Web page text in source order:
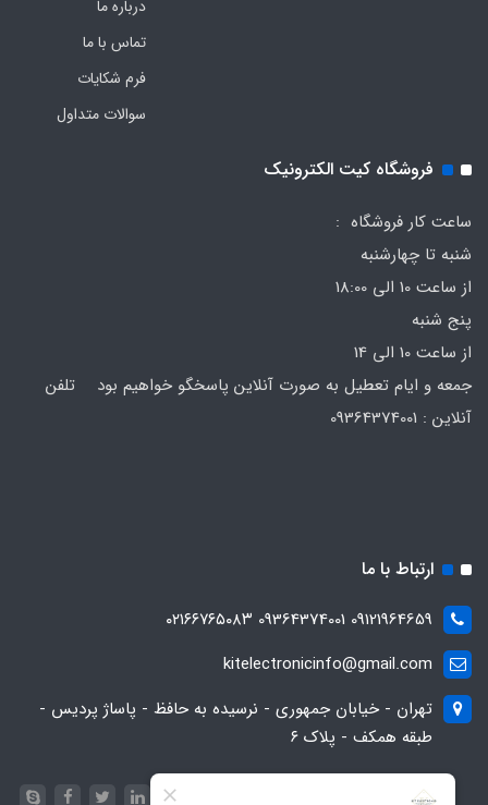
درباره ما
تماس با ما
فرم‌ شکایات
سوالات متداول
فروشگاه کیت الکترونیک
ساعت کار فروشگاه :
شنبه تا چهارشنبه
از ساعت 10 الی 18:00
پنج شنبه
از ساعت 10 الی 14
جمعه و ایام تعطیل به صورت آنلاین پاسخگو خواهیم بود تلفن
ارتباط با ما
09121964659 09364374001 ۰۲۱۶۶۷۶۵۰۸۳
kitelectronicinfo@gmail.com
تهران - خیابان جمهوری - نرسیده به حافظ - پاساژ پردیس -
طبقه همکف - پلاک ۶